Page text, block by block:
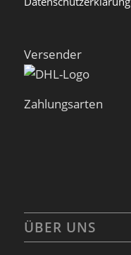
Versender
Zahlungsarten
ÜBER UNS